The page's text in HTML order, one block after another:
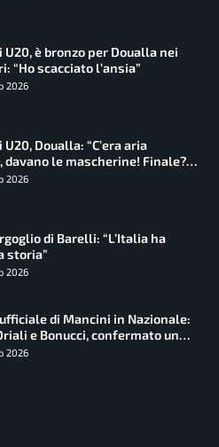
U20, è bronzo per Doualla nei
“Ho scacciato l’ansia”
2026
Doualla: “C’era aria
davano le mascherine! Finale?
da perdere”
2026
di Barelli: “L’Italia ha
storia”
2026
di Mancini in Nazionale:
e Bonucci, confermato un
2026